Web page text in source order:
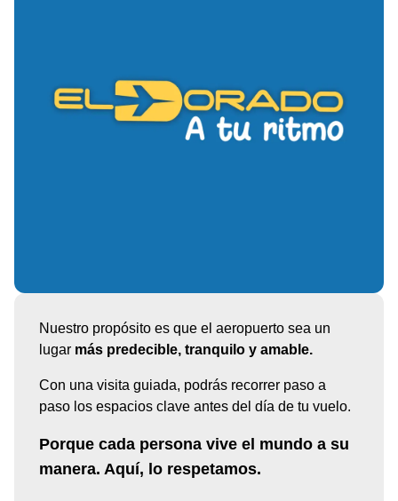
Nuestro propósito es que el aeropuerto sea un
lugar más predecible, tranquilo y amable.
Con una visita guiada, podrás recorrer paso a
paso los espacios clave antes del día de tu vuelo.
Porque cada persona vive el mundo a su
manera. Aquí, lo respetamos.